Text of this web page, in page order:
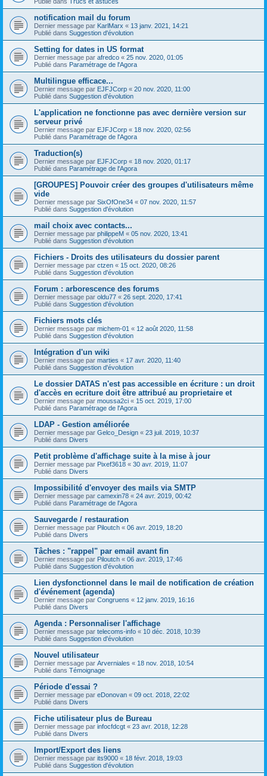
notification mail du forum
Dernier message par KarlMarx « 13 janv. 2021, 14:21
Publié dans Suggestion d'évolution
Setting for dates in US format
Dernier message par afredco « 25 nov. 2020, 01:05
Publié dans Paramétrage de l'Agora
Multilingue efficace...
Dernier message par EJFJCorp « 20 nov. 2020, 11:00
Publié dans Suggestion d'évolution
L'application ne fonctionne pas avec dernière version sur
serveur privé
Dernier message par EJFJCorp « 18 nov. 2020, 02:56
Publié dans Paramétrage de l'Agora
Traduction(s)
Dernier message par EJFJCorp « 18 nov. 2020, 01:17
Publié dans Paramétrage de l'Agora
[GROUPES] Pouvoir créer des groupes d'utilisateurs même
vide
Dernier message par SixOfOne34 « 07 nov. 2020, 11:57
Publié dans Suggestion d'évolution
mail choix avec contacts...
Dernier message par philippeM « 05 nov. 2020, 13:41
Publié dans Suggestion d'évolution
Fichiers - Droits des utilisateurs du dossier parent
Dernier message par ctzen « 15 oct. 2020, 08:26
Publié dans Suggestion d'évolution
Forum : arborescence des forums
Dernier message par oldu77 « 26 sept. 2020, 17:41
Publié dans Suggestion d'évolution
Fichiers mots clés
Dernier message par michem-01 « 12 août 2020, 11:58
Publié dans Suggestion d'évolution
Intégration d'un wiki
Dernier message par marties « 17 avr. 2020, 11:40
Publié dans Suggestion d'évolution
Le dossier DATAS n'est pas accessible en écriture : un droit
d'accès en ecriture doit être attribué au proprietaire et
Dernier message par moussa2ci « 15 oct. 2019, 17:00
Publié dans Paramétrage de l'Agora
LDAP - Gestion améliorée
Dernier message par Gelco_Design « 23 juil. 2019, 10:37
Publié dans Divers
Petit problème d'affichage suite à la mise à jour
Dernier message par Pixef3618 « 30 avr. 2019, 11:07
Publié dans Divers
Impossibilité d'envoyer des mails via SMTP
Dernier message par camexin78 « 24 avr. 2019, 00:42
Publié dans Paramétrage de l'Agora
Sauvegarde / restauration
Dernier message par Piloutch « 06 avr. 2019, 18:20
Publié dans Divers
Tâches : "rappel" par email avant fin
Dernier message par Piloutch « 06 avr. 2019, 17:46
Publié dans Suggestion d'évolution
Lien dysfonctionnel dans le mail de notification de création
d'événement (agenda)
Dernier message par Congruens « 12 janv. 2019, 16:16
Publié dans Divers
Agenda : Personnaliser l'affichage
Dernier message par telecoms-info « 10 déc. 2018, 10:39
Publié dans Suggestion d'évolution
Nouvel utilisateur
Dernier message par Arverniales « 18 nov. 2018, 10:54
Publié dans Témoignage
Période d'essai ?
Dernier message par eDonovan « 09 oct. 2018, 22:02
Publié dans Divers
Fiche utilisateur plus de Bureau
Dernier message par infocfdcgt « 23 avr. 2018, 12:28
Publié dans Divers
Import/Export des liens
Dernier message par its9000 « 18 févr. 2018, 19:03
Publié dans Suggestion d'évolution